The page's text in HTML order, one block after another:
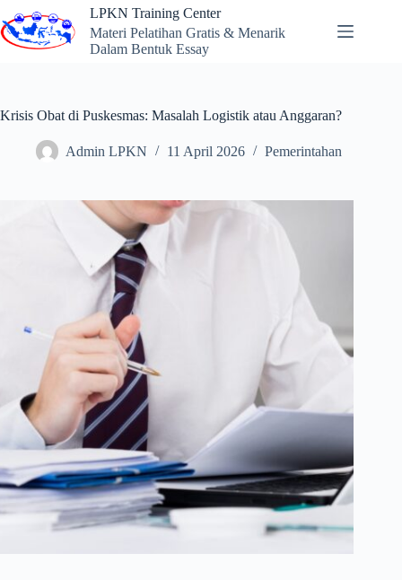
to
content
LPKN Training Center
Materi Pelatihan Gratis & Menarik
Dalam Bentuk Essay
Krisis Obat di Puskesmas: Masalah Logistik atau Anggaran?
Admin LPKN 11 April 2026 Pemerintahan